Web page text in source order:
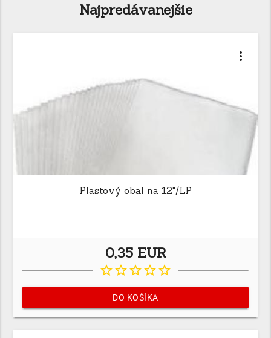
Najpredávanejšie
more_vert
Plastový obal na 12"/LP
0,35 EUR
star_borderstar_borderstar_borderstar_borderstar_border
DO KOŠÍKA